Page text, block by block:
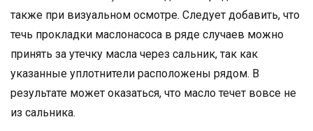
также при визуальном осмотре. Следует добавить, что
течь прокладки маслонасоса в ряде случаев можно
принять за утечку масла через сальник, так как
указанные уплотнители расположены рядом. В
результате может оказаться, что масло течет вовсе не
из сальника.